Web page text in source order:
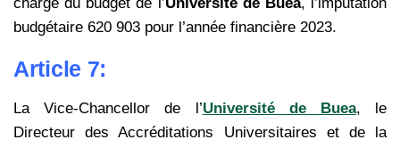
budgétaire 620 903 pour l’année financière 2023.
Article 7:
La Vice-Chancellor de l’Université de Buea, le
Directeur des Accréditations Universitaires et de la